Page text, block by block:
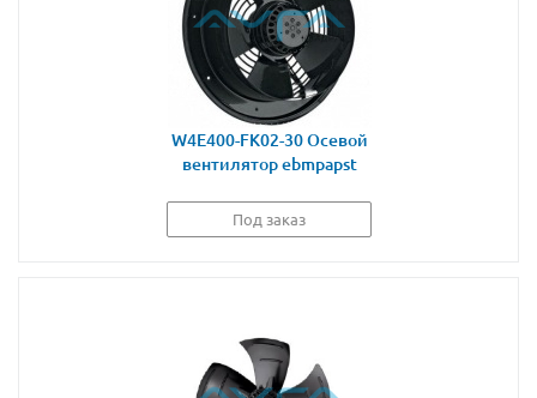
W4E400-FK02-30 Осевой
вентилятор ebmpapst
Под заказ